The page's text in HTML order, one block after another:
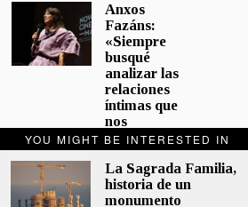
YOU MIGHT BE INTERESTED IN
La Sagrada Familia,
historia de un
monumento
Anxos
Fazáns:
«Siempre
busqué
analizar las
relaciones
íntimas que
nos
afectan»
5 junio, 2026
El hijo de la